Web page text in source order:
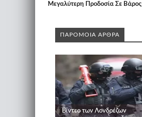
Μεγαλύτερη Προδοσία Σε
ΠΑΡΟΜΟΙΑ ΑΡΘΡΑ
Βίντεο των Λονδρέζων